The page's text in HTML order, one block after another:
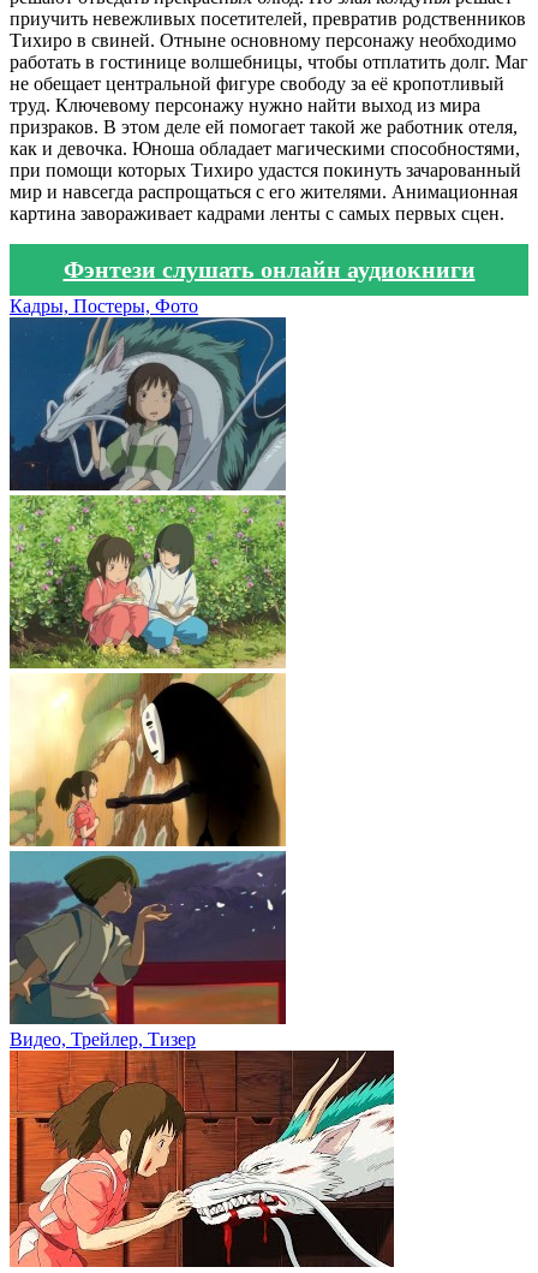
приучить невежливых посетителей, превратив родственников
Тихиро в свиней. Отныне основному персонажу необходимо
работать в гостинице волшебницы, чтобы отплатить долг. Маг
не обещает центральной фигуре свободу за её кропотливый
труд. Ключевому персонажу нужно найти выход из мира
призраков. В этом деле ей помогает такой же работник отеля,
как и девочка. Юноша обладает магическими способностями,
при помощи которых Тихиро удастся покинуть зачарованный
мир и навсегда распрощаться с его жителями. Анимационная
картина завораживает кадрами ленты с самых первых сцен.
Фэнтези слушать онлайн аудиокниги
Кадры, Постеры, Фото
Видео, Трейлер, Тизер